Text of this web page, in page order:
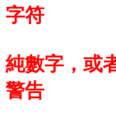
字符
純數字，或
警告